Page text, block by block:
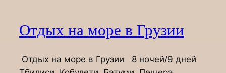
Отдых на море в Грузии
Отдых на море в Грузии 8 ночей/9 дней